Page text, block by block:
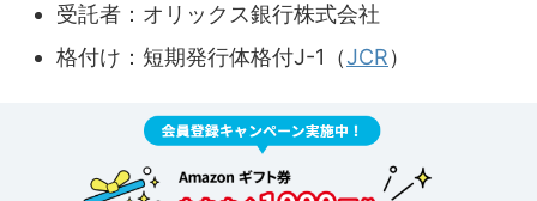
受託者：オリックス銀行株式会社
格付け：短期発行体格付J-1（JCR）